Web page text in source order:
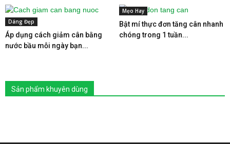
Dáng Đẹp
Áp dụng cách giảm cân bằng
nước bầu mỗi ngày bạn...
Mẹo Hay
Bật mí thực đơn tăng cân nhanh
chóng trong 1 tuần...
Sản phẩm khuyên dùng